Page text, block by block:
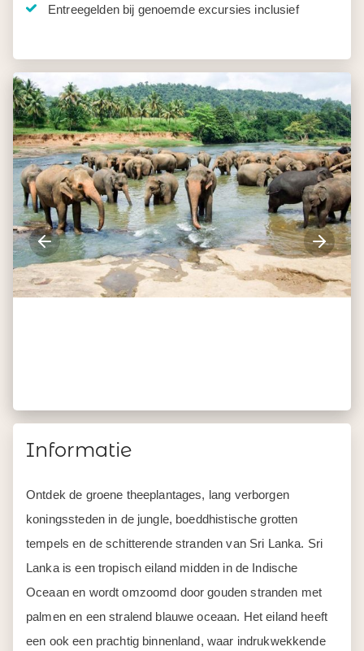
Entreegelden bij genoemde excursies inclusief
Informatie
Ontdek de groene theeplantages, lang verborgen
koningssteden in de jungle, boeddhistische grotten
tempels en de schitterende stranden van Sri Lanka. Sri
Lanka is een tropisch eiland midden in de Indische
Oceaan en wordt omzoomd door gouden stranden met
palmen en een stralend blauwe oceaan. Het eiland heeft
een ook een prachtig binnenland, waar indrukwekkende